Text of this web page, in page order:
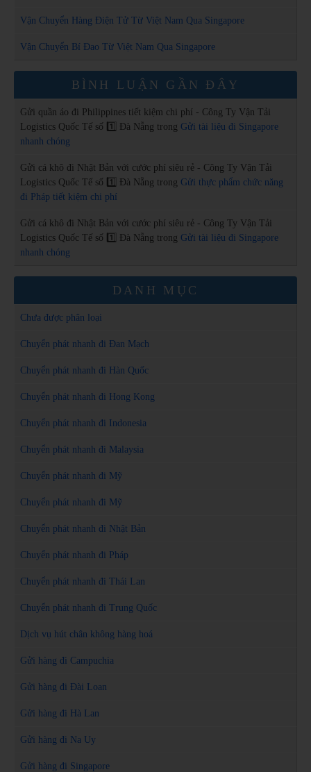
Vận Chuyển Hàng Điện Tử Từ Việt Nam Qua Singapore
Vận Chuyển Bí Đao Từ Việt Nam Qua Singapore
BÌNH LUẬN GẦN ĐÂY
Gửi quần áo đi Philippines tiết kiệm chi phí - Công Ty Vận Tải
Logistics Quốc Tế số 1️⃣ Đà Nẵng trong Gửi tài liệu đi Singapore
nhanh chóng
Gửi cá khô đi Nhật Bản với cước phí siêu rẻ - Công Ty Vận Tải
Logistics Quốc Tế số 1️⃣ Đà Nẵng trong Gửi thực phẩm chức năng
đi Pháp tiết kiệm chi phí
Gửi cá khô đi Nhật Bản với cước phí siêu rẻ - Công Ty Vận Tải
Logistics Quốc Tế số 1️⃣ Đà Nẵng trong Gửi tài liệu đi Singapore
nhanh chóng
DANH MỤC
Chưa được phân loại
Chuyển phát nhanh đi Đan Mạch
Chuyển phát nhanh đi Hàn Quốc
Chuyển phát nhanh đi Hong Kong
Chuyển phát nhanh đi Indonesia
Chuyển phát nhanh đi Malaysia
Chuyển phát nhanh đi Mỹ
Chuyển phát nhanh đi Mỹ
Chuyển phát nhanh đi Nhật Bản
Chuyển phát nhanh đi Pháp
Chuyển phát nhanh đi Thái Lan
Chuyển phát nhanh đi Trung Quốc
Dịch vụ hút chân không hàng hoá
Gửi hàng đi Campuchia
Gửi hàng đi Đài Loan
Gửi hàng đi Hà Lan
Gửi hàng đi Na Uy
Gửi hàng đi Singapore